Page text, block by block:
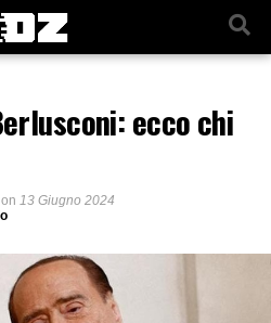
ecco chi
on 13 Giugno 2024